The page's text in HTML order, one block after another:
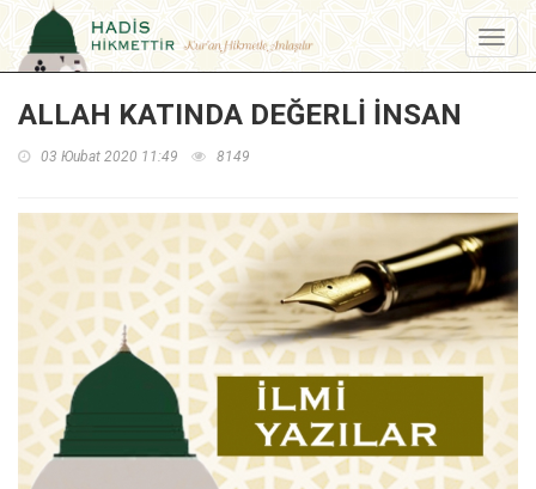
Menu
ALLAH KATINDA DEĞERLİ İNSAN
03 Юubat 2020 11:49 8149